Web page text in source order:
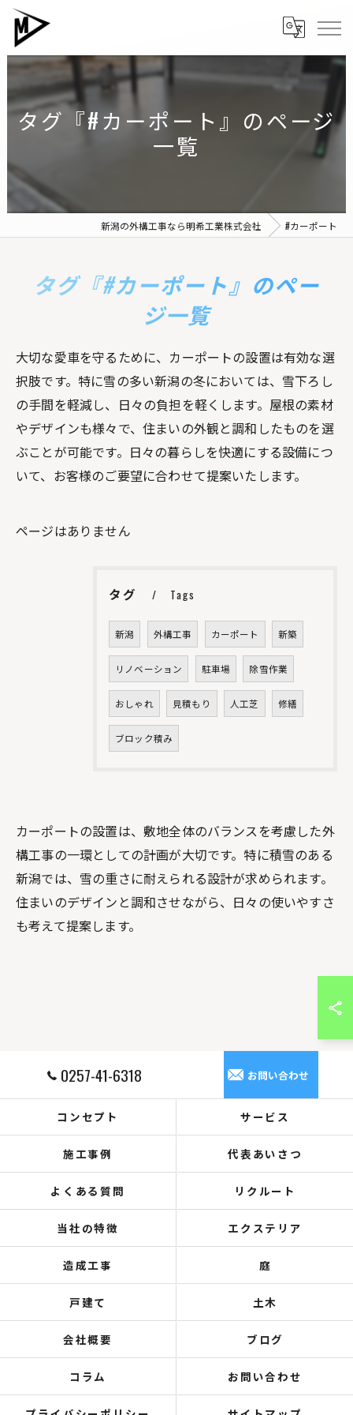
タグ『#カーポート』のページ
一覧
新潟の外構工事なら明希工業株式会社 #カーポート
タグ『#カーポート』のペー
ジ一覧
大切な愛車を守るために、カーポートの設置は有効な選
択肢です。特に雪の多い新潟の冬においては、雪下ろし
の手間を軽減し、日々の負担を軽くします。屋根の素材
やデザインも様々で、住まいの外観と調和したものを選
ぶことが可能です。日々の暮らしを快適にする設備につ
いて、お客様のご要望に合わせて提案いたします。
ページはありません
タグ Tags
新潟 外構工事 カーポート 新築
リノベーション 駐車場 除雪作業
おしゃれ 見積もり 人工芝 修繕
ブロック積み
カーポートの設置は、敷地全体のバランスを考慮した外
構工事の一環としての計画が大切です。特に積雪のある
新潟では、雪の重さに耐えられる設計が求められます。
住まいのデザインと調和させながら、日々の使いやすさ
も考えて提案します。
0257-41-6318 お問い合わせ
コンセプト サービス
施工事例 代表あいさつ
よくある質問 リクルート
当社の特徴 エクステリア
造成工事 庭
戸建て 土木
会社概要 ブログ
コラム お問い合わせ